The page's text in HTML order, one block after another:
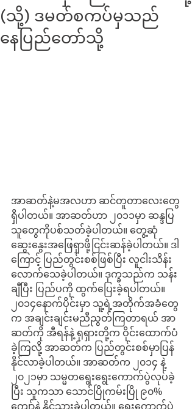
(သို့) ဒမတ်စကပ်မှသည်
နေပြည်တော်သို့
အာဆတ်နဲ့မအလဟာ ဆင်တူတာလေးတွေ
ရှိပါတယ်။ အာဆတ်ဟာ ၂၀၁၁မှာ ဆန္ဒပြ
သူတွေကိုပစ်သတ်ခဲ့ပါတယ်။ တွေ့ဆုံ
ဆွေးနွေးအဖြေရှာဖို့ငြင်းဆန်ခဲ့ပါတယ်။ ဒါ
ကြောင့် ပြည်တွင်းစစ်ဖြစ်ပြီး လူငါးသိန်း
လောက်သေခဲ့ပါတယ်။ ဒုက္ခသည်က သန်း
ချီပြီး ပြည်ပကို ထွက်ပြေးခဲ့ရပါတယ်။
၂၀၁၄နောက်ပိုင်းမှာ သူ့ရဲ့အတိုက်အခံတွေ
က အချင်းချင်းမညီညွတ်ကြတာရယ် အာ
ဆတ်ကို အီရန်နဲ့ ရုရှားတို့က ဝိုင်းထောက်ပံ
ခဲ့ကြလို့ အာဆတ်က ပြည်တွင်းစစ်မှာပြန်
နိုင်လာခဲ့ပါတယ်။ အာဆတ်က ၂၀၁၄ နဲ့
၂၀၂၁မှာ သမ္မတရွေးရွေးကောက်ပွဲလုပ်ခဲ့
ပြီး သူကသာ သောင်ပြိုကမ်းပြို ၉၀%‌
ကျော်နဲ့ နိုင်သွားခဲ့ပါတယ်။ ရွေးကောက်ပွဲ